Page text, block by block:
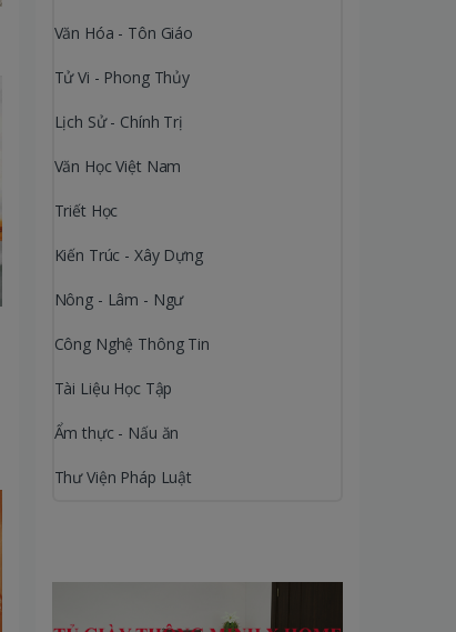
Văn Hóa - Tôn Giáo
Tử Vi - Phong Thủy
Lịch Sử - Chính Trị
Văn Học Việt Nam
Triết Học
Kiến Trúc - Xây Dựng
Nông - Lâm - Ngư
Công Nghệ Thông Tin
Tài Liệu Học Tập
Ẩm thực - Nấu ăn
Thư Viện Pháp Luật